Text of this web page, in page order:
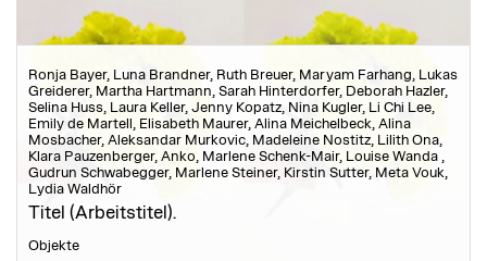
Ronja Bayer, Luna Brandner, Ruth Breuer, Maryam Farhang, Lukas
Greiderer, Martha Hartmann, Sarah Hinterdorfer, Deborah Hazler,
Selina Huss, Laura Keller, Jenny Kopatz, Nina Kugler, Li Chi Lee,
Emily de Martell, Elisabeth Maurer, Alina Meichelbeck, Alina
Mosbacher, Aleksandar Murkovic, Madeleine Nostitz, Lilith Ona,
Klara Pauzenberger, Anko, Marlene Schenk-Mair, Louise Wanda ,
Gudrun Schwabegger, Marlene Steiner, Kirstin Sutter, Meta Vouk,
Lydia Waldhör
Titel (Arbeitstitel).
Objekte